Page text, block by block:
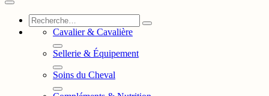
Cavalier & Cavalière
Sellerie & Équipement
Soins du Cheval